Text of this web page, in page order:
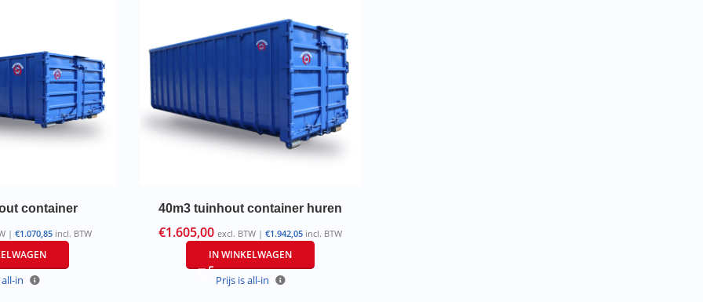
container
| €1.070,85incl. BTW
in
40m3 tuinhout container huren
€1.605,00 excl. BTW |€1.942,05 incl. BTW
IN WINKELWAGEN
Prijs is all-in